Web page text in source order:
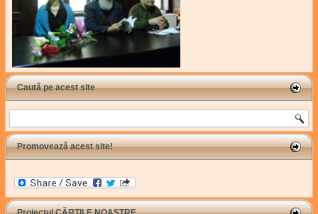
Caută pe acest site
Search
Promovează acest site!